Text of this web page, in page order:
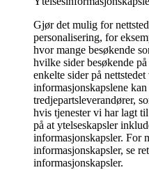
Gjør det mulig for
personalisering, for
hvor mange besøkende
hvilke sider besøkende
enkelte sider på
informasjonskapslene
tredjepartsleverandører,
hvis tjenester vi har lagt
på at ytelseskapsler
informasjonskapsler. For
informasjonskapsler, se
informasjonskapsler.